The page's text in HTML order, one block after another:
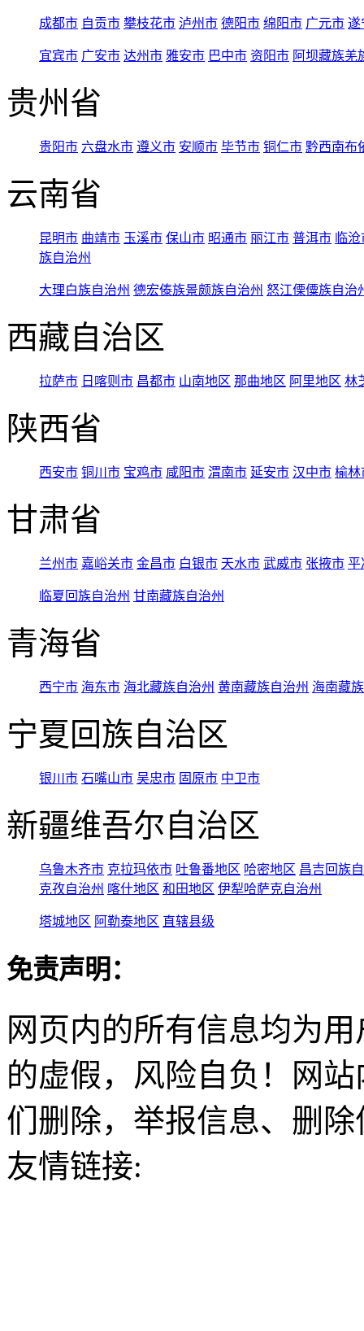
成都市 自贡市 攀枝花市 泸州市 德阳市 绵阳市 广元市 遂
宜宾市 广安市 达州市 雅安市 巴中市 资阳市 阿坝藏族羌
贵州省
贵阳市 六盘水市 遵义市 安顺市 毕节市 铜仁市 黔西南布
云南省
昆明市 曲靖市 玉溪市 保山市 昭通市 丽江市 普洱市 临
族自治州
大理白族自治州 德宏傣族景颇族自治州 怒江傈僳族自治
西藏自治区
拉萨市 日喀则市 昌都市 山南地区 那曲地区 阿里地区 林
陕西省
西安市 铜川市 宝鸡市 咸阳市 渭南市 延安市 汉中市 榆林
甘肃省
兰州市 嘉峪关市 金昌市 白银市 天水市 武威市 张掖市 平
临夏回族自治州 甘南藏族自治州
青海省
西宁市 海东市 海北藏族自治州 黄南藏族自治州 海南藏
宁夏回族自治区
银川市 石嘴山市 吴忠市 固原市 中卫市
新疆维吾尔自治区
乌鲁木齐市 克拉玛依市 吐鲁番地区 哈密地区 昌吉回族
克孜自治州 喀什地区 和田地区 伊犁哈萨克自治州
塔城地区 阿勒泰地区 直辖县级
免责声明：
网页内的所有信息均为
的虚假，风险自负！网
们删除，举报信息、删
友情链接: